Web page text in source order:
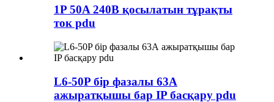
1P 50A 240В қосылатын тұрақты
ток pdu
L6-50P бір фазалы 63А
ажыратқышы бар IP басқару pdu